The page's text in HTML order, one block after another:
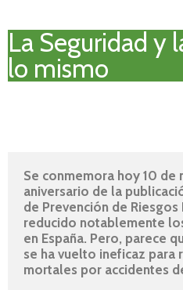
La Seguridad y
lo mismo
Se conmemora hoy 10 de
aniversario de la
de Prevención de
reducido notablemente
en España. Pero, parece
se ha vuelto ineficaz para
mortales por accidentes